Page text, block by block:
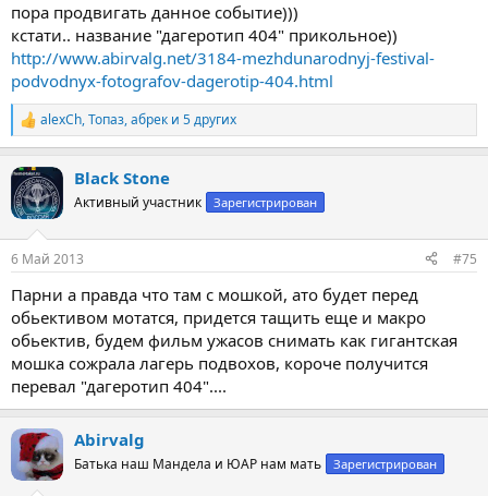
пора продвигать данное событие)))
кстати.. название "дагеротип 404" прикольное))
http://www.abirvalg.net/3184-mezhdunarodnyj-festival-
podvodnyx-fotografov-dagerotip-404.html
Р
е
к
ц
и
alexCh,Топаз,абрек и 5 других
Black Stone
Активный участник Зарегистрирован
6 Май 2013 #75
Парни а правда что там с мошкой, ато будет перед
обьективом мотатся, придется тащить еще и макро
обьектив, будем фильм ужасов снимать как гигантская
мошка сожрала лагерь подвохов, короче получится
перевал "дагеротип 404"....
Abirvalg
Батька наш Мандела и ЮАР нам мать Зарегистрирован